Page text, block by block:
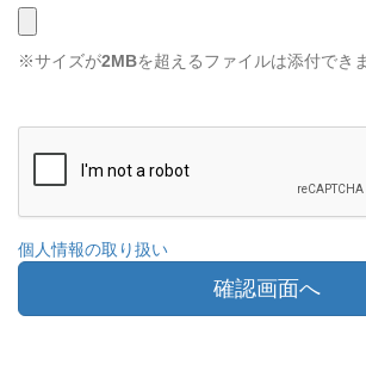
※サイズが2MBを超えるファイルは添付でき
個人情報の取り扱い
確認画面へ